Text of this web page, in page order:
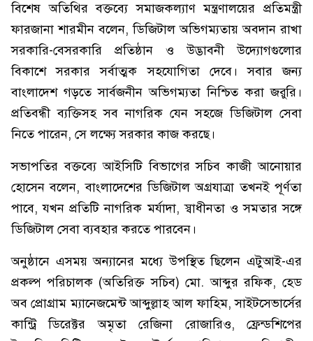
বিশেষ অতিথির বক্তব্যে সমাজকল্যাণ মন্ত্রণালয়ের প্রতিমন্ত্রী
ফারজানা শারমীন বলেন, ডিজিটাল অভিগম্যতায় অবদান রাখা
সরকারি-বেসরকারি প্রতিষ্ঠান ও উদ্ভাবনী উদ্যোগগুলোর
বিকাশে সরকার সর্বাত্মক সহযোগিতা দেবে। সবার জন্য
বাংলাদেশ গড়তে সার্বজনীন অভিগম্যতা নিশ্চিত করা জরুরি।
প্রতিবন্ধী ব্যক্তিসহ সব নাগরিক যেন সহজে ডিজিটাল সেবা
নিতে পারেন, সে লক্ষ্যে সরকার কাজ করছে।
সভাপতির বক্তব্যে আইসিটি বিভাগের সচিব কাজী আনোয়ার
হোসেন বলেন, বাংলাদেশের ডিজিটাল অগ্রযাত্রা তখনই পূর্ণতা
পাবে, যখন প্রতিটি নাগরিক মর্যাদা, স্বাধীনতা ও সমতার সঙ্গে
ডিজিটাল সেবা ব্যবহার করতে পারবেন।
অনুষ্ঠানে এসময় অন্যানের মধ্যে উপস্থিত ছিলেন এটুআই-এর
প্রকল্প পরিচালক (অতিরিক্ত সচিব) মো. আব্দুর রফিক, হেড
অব প্রোগ্রাম ম্যানেজমেন্ট আব্দুল্লাহ আল ফাহিম, সাইটসেভার্সের
কান্ট্রি ডিরেক্টর অমৃতা রেজিনা রোজারিও, ফ্রেন্ডশিপের